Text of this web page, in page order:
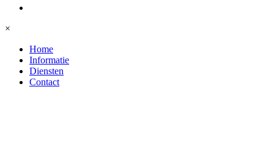
×
Home
Informatie
Diensten
Contact